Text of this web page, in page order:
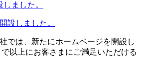
設しました。
では、新たにホームページを開設し
以上にお客さまにご満足いただける